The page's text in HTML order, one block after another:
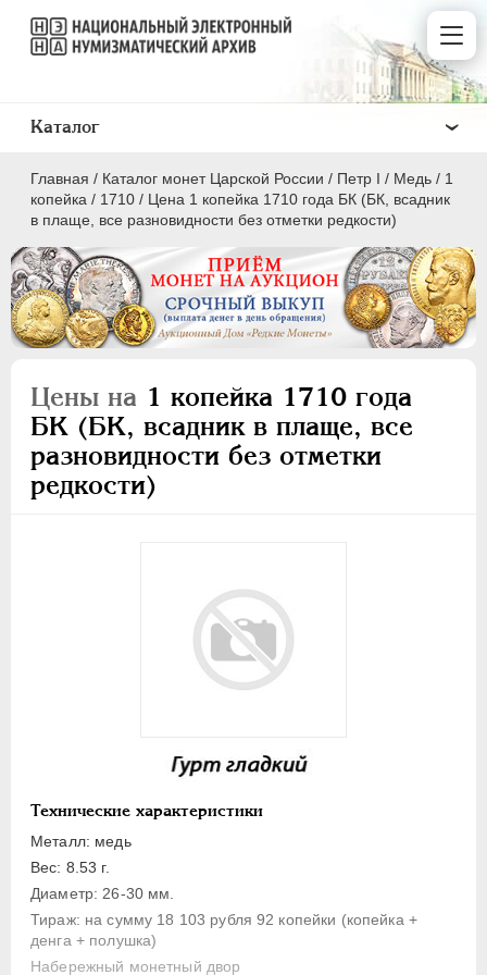
Главная / Каталог монет Царской России / Пeтр I / Медь / 1
копейка / 1710 / Цена 1 копейка 1710 года БК (БК, всадник
в плаще, все разновидности без отметки редкости)
Цены на 1 копейка 1710 года
БК (БК, всадник в плаще, все
разновидности без отметки
редкости)
Технические характеристики
Металл: медь
Вес: 8.53 г.
Диаметр: 26-30 мм.
Тираж: на сумму 18 103 рубля 92 копейки (копейка +
денга + полушка)
Набережный монетный двор
Каталог
ПEТР I 1699 - 1725
Серебро
Медь
5 копеек
1 копейка
Для Речи Посполитой
1727-1729
ИОАНН АНТОНОВИЧ 1740-1741
ЕЛИЗАВЕТА
ПЕТР III
1762-1762
ЕКАТЕРИНА II 1762-1796
ПАВЕЛ I 1796-1801